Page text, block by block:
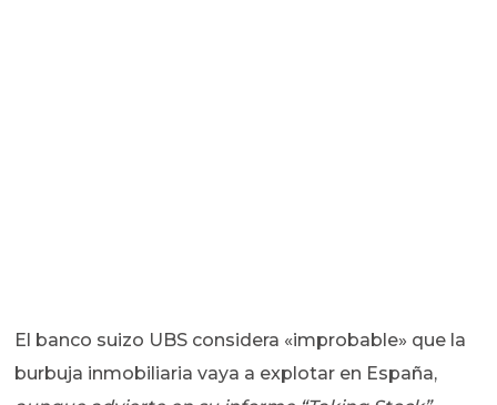
El banco suizo UBS considera «improbable» que la
burbuja inmobiliaria vaya a explotar en España,